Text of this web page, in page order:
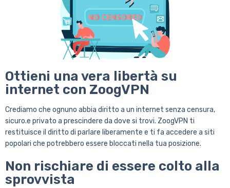
Ottieni una vera libertà su
internet con ZoogVPN
Crediamo che ognuno abbia diritto a un internet senza censura,
sicuro.e privato a prescindere da dove si trovi. ZoogVPN ti
restituisce il diritto di parlare liberamente e ti fa accedere a siti
popolari che potrebbero essere bloccati nella tua posizione.
Non rischiare di essere colto alla
sprovvista